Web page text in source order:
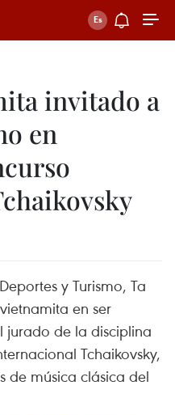
invitado a
en
y Turismo, Ta
en ser
de la disciplina
Tchaikovsky,
de música clásica del